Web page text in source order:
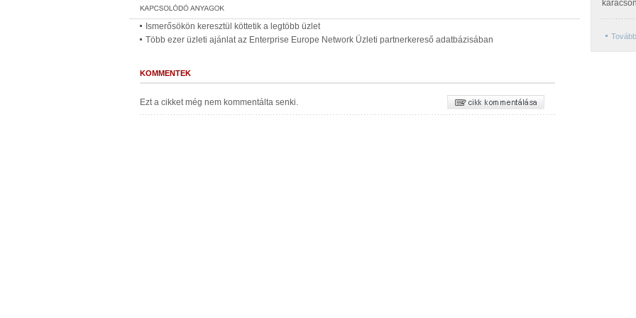
Ismerősökön keresztül köttetik a legtöbb üzlet
Több ezer üzleti ajánlat az Enterprise Europe Network Üzleti partnerkereső adatbázisában